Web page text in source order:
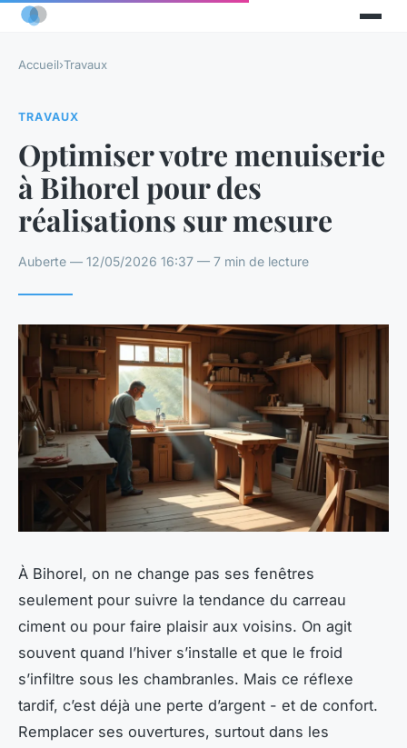
Accueil›Travaux
TRAVAUX
Optimiser votre menuiserie
à Bihorel pour des
réalisations sur mesure
Auberte — 12/05/2026 16:37 — 7 min de lecture
À Bihorel, on ne change pas ses fenêtres
seulement pour suivre la tendance du carreau
ciment ou pour faire plaisir aux voisins. On agit
souvent quand l’hiver s’installe et que le froid
s’infiltre sous les chambranles. Mais ce réflexe
tardif, c’est déjà une perte d’argent - et de confort.
Remplacer ses ouvertures, surtout dans les